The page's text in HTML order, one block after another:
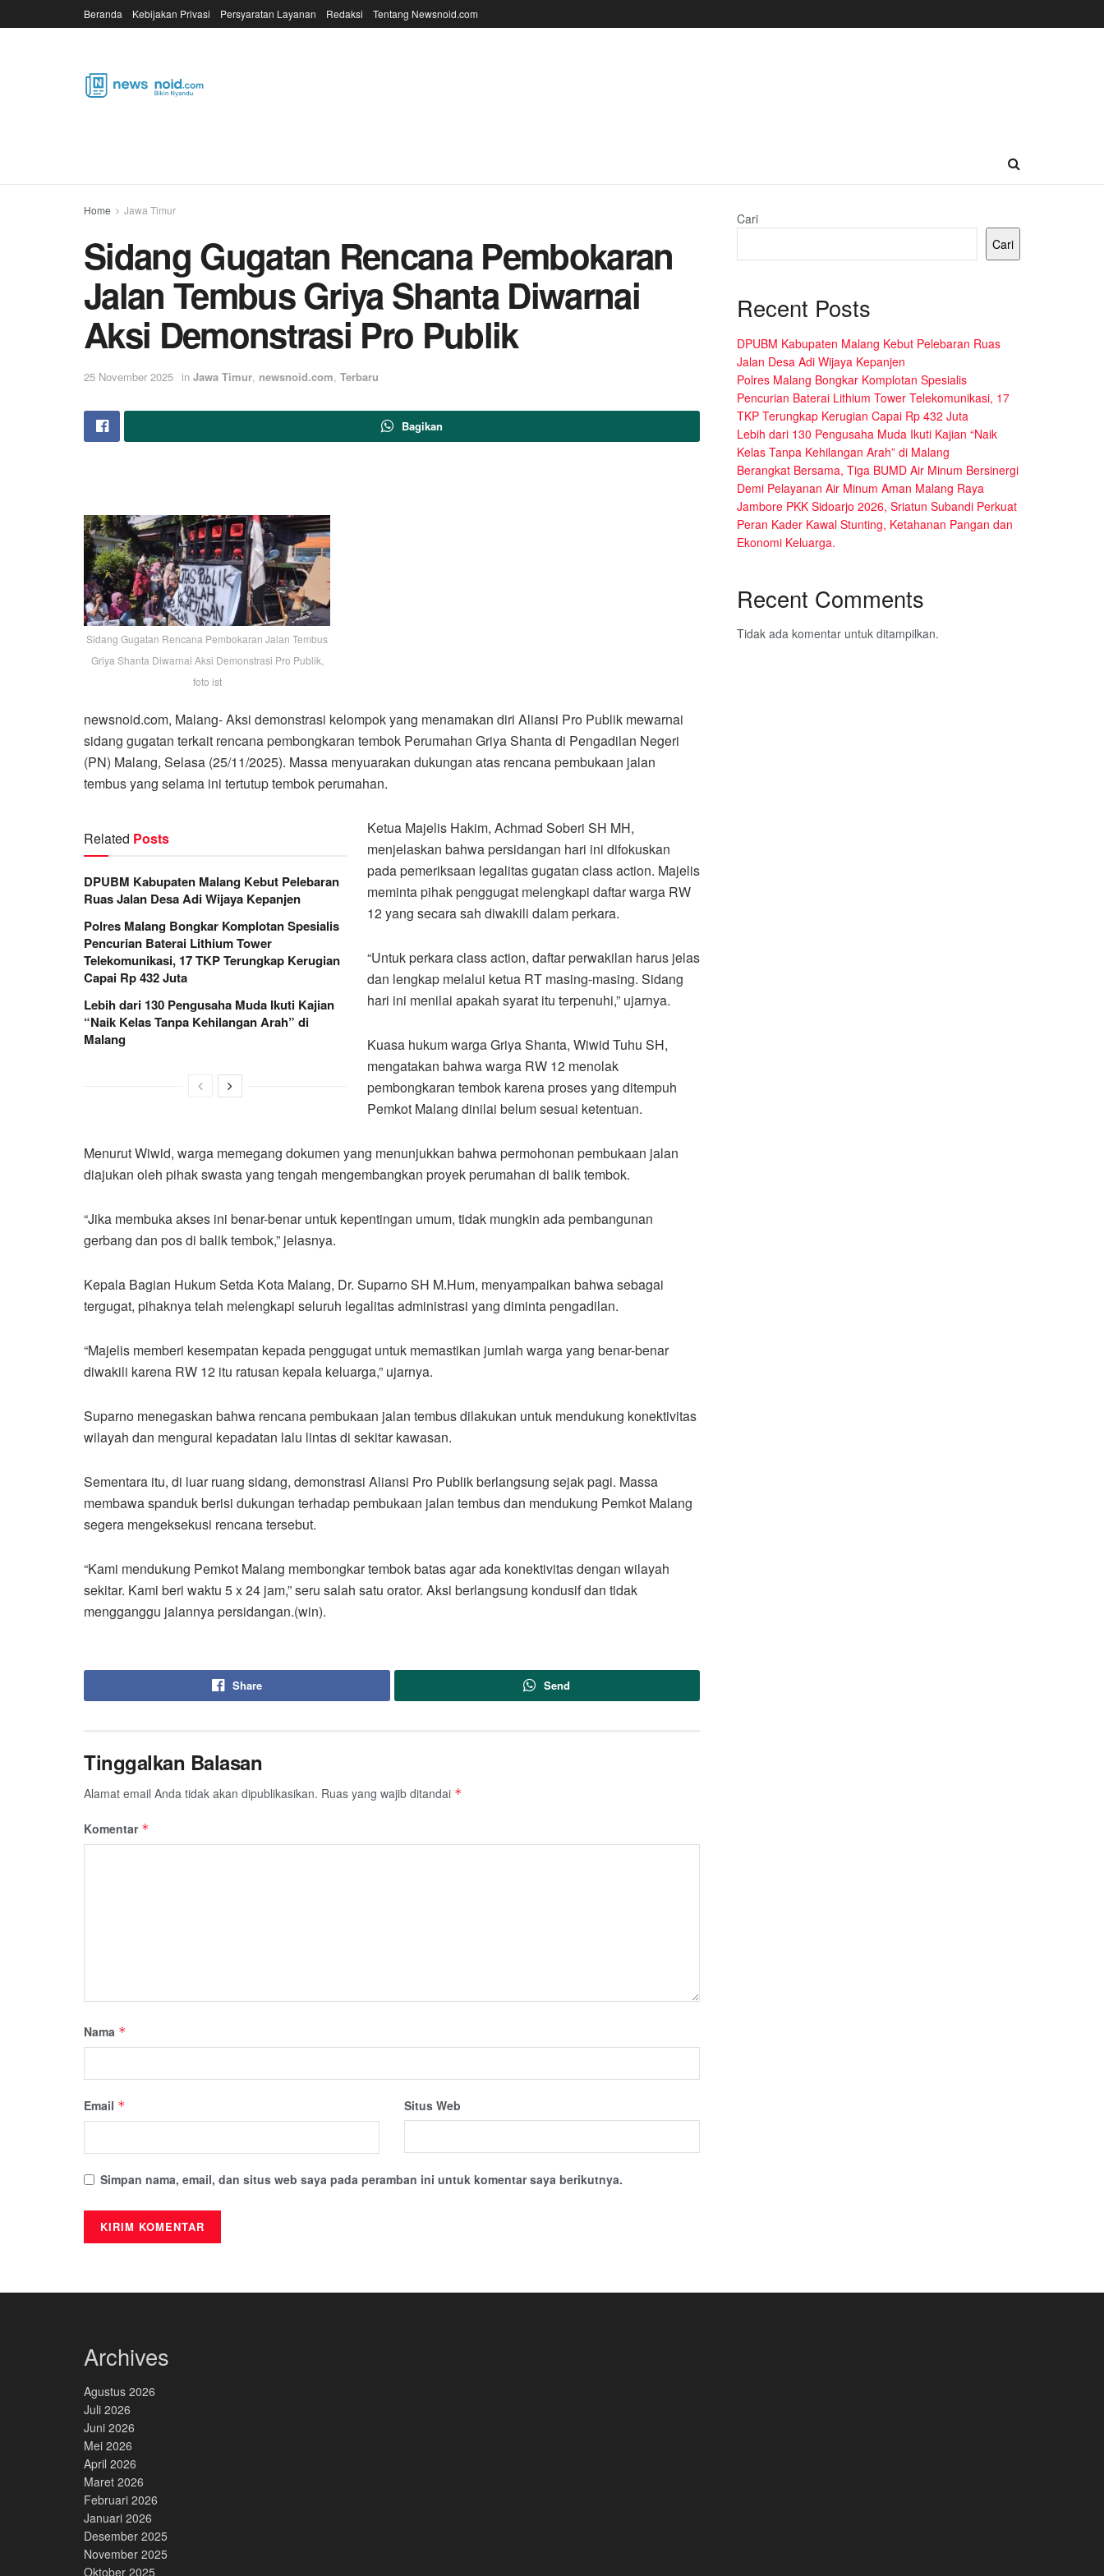
Beranda Kebijakan Privasi Persyaratan Layanan Redaksi Tentang Newsnoid.com
Home Jawa Timur
Sidang Gugatan Rencana Pembokaran
Jalan Tembus Griya Shanta Diwarnai
Aksi Demonstrasi Pro Publik
25 November 2025 in Jawa Timur, newsnoid.com, Terbaru
Bagikan
Sidang Gugatan Rencana Pembokaran Jalan Tembus
Griya Shanta Diwarnai Aksi Demonstrasi Pro Publik,
foto ist
newsnoid.com, Malang- Aksi demonstrasi kelompok yang menamakan diri Aliansi Pro Publik mewarnai
sidang gugatan terkait rencana pembongkaran tembok Perumahan Griya Shanta di Pengadilan Negeri
(PN) Malang, Selasa (25/11/2025). Massa menyuarakan dukungan atas rencana pembukaan jalan
tembus yang selama ini tertutup tembok perumahan.
Related Posts
DPUBM Kabupaten Malang Kebut Pelebaran
Ruas Jalan Desa Adi Wijaya Kepanjen
Polres Malang Bongkar Komplotan Spesialis
Pencurian Baterai Lithium Tower
Telekomunikasi, 17 TKP Terungkap Kerugian
Capai Rp 432 Juta
Lebih dari 130 Pengusaha Muda Ikuti Kajian
“Naik Kelas Tanpa Kehilangan Arah” di
Malang
Ketua Majelis Hakim, Achmad Soberi SH MH,
menjelaskan bahwa persidangan hari ini difokuskan
pada pemeriksaan legalitas gugatan class action. Majelis
meminta pihak penggugat melengkapi daftar warga RW
12 yang secara sah diwakili dalam perkara.
“Untuk perkara class action, daftar perwakilan harus jelas
dan lengkap melalui ketua RT masing-masing. Sidang
hari ini menilai apakah syarat itu terpenuhi,” ujarnya.
Kuasa hukum warga Griya Shanta, Wiwid Tuhu SH,
mengatakan bahwa warga RW 12 menolak
pembongkaran tembok karena proses yang ditempuh
Pemkot Malang dinilai belum sesuai ketentuan.
Menurut Wiwid, warga memegang dokumen yang menunjukkan bahwa permohonan pembukaan jalan
diajukan oleh pihak swasta yang tengah mengembangkan proyek perumahan di balik tembok.
“Jika membuka akses ini benar-benar untuk kepentingan umum, tidak mungkin ada pembangunan
gerbang dan pos di balik tembok,” jelasnya.
Kepala Bagian Hukum Setda Kota Malang, Dr. Suparno SH M.Hum, menyampaikan bahwa sebagai
tergugat, pihaknya telah melengkapi seluruh legalitas administrasi yang diminta pengadilan.
“Majelis memberi kesempatan kepada penggugat untuk memastikan jumlah warga yang benar-benar
diwakili karena RW 12 itu ratusan kepala keluarga,” ujarnya.
Suparno menegaskan bahwa rencana pembukaan jalan tembus dilakukan untuk mendukung konektivitas
wilayah dan mengurai kepadatan lalu lintas di sekitar kawasan.
Sementara itu, di luar ruang sidang, demonstrasi Aliansi Pro Publik berlangsung sejak pagi. Massa
membawa spanduk berisi dukungan terhadap pembukaan jalan tembus dan mendukung Pemkot Malang
segera mengeksekusi rencana tersebut.
“Kami mendukung Pemkot Malang membongkar tembok batas agar ada konektivitas dengan wilayah
sekitar. Kami beri waktu 5 x 24 jam,” seru salah satu orator. Aksi berlangsung kondusif dan tidak
mengganggu jalannya persidangan.(win).
Share Send
Tinggalkan Balasan
Alamat email Anda tidak akan dipublikasikan. Ruas yang wajib ditandai *
Komentar *
Nama *
Email * Situs Web
Simpan nama, email, dan situs web saya pada peramban ini untuk komentar saya berikutnya.
Cari
Cari
Recent Posts
DPUBM Kabupaten Malang Kebut Pelebaran Ruas
Jalan Desa Adi Wijaya Kepanjen
Polres Malang Bongkar Komplotan Spesialis
Pencurian Baterai Lithium Tower Telekomunikasi, 17
TKP Terungkap Kerugian Capai Rp 432 Juta
Lebih dari 130 Pengusaha Muda Ikuti Kajian “Naik
Kelas Tanpa Kehilangan Arah” di Malang
Berangkat Bersama, Tiga BUMD Air Minum Bersinergi
Demi Pelayanan Air Minum Aman Malang Raya
Jambore PKK Sidoarjo 2026, Sriatun Subandi Perkuat
Peran Kader Kawal Stunting, Ketahanan Pangan dan
Ekonomi Keluarga.
Recent Comments
Tidak ada komentar untuk ditampilkan.
Archives
Agustus 2026
Juli 2026
Juni 2026
Mei 2026
April 2026
Maret 2026
Februari 2026
Januari 2026
Desember 2025
November 2025
Oktober 2025